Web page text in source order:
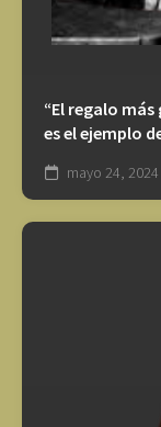
“El regalo
es el ejemplo
mayo 24, 2024